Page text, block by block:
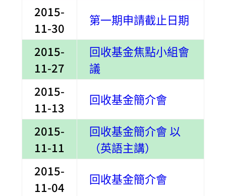
2015-
11-30
第一期申請截止日期
2015-
11-27
回收基金焦點小組會
議
2015-
11-13
回收基金簡介會
2015-
11-11
回收基金簡介會 以
（英語主講）
2015-
11-04
回收基金簡介會